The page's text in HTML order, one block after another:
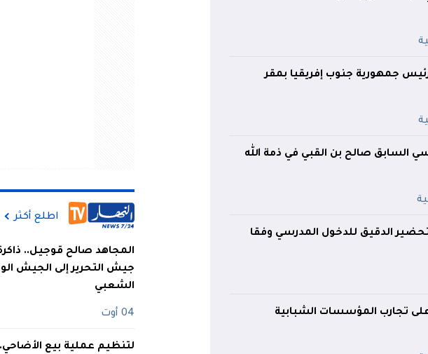
جمهورية جنوب إفريقيا بمقر
السابق صالح بن القبي في ذمة الله
الدقيق للدخول المدرسي وفقا
تجارب المؤسسات الشبابية
اطلع أكثر
المجاهد صالح قوجيل..
جيش التحرير إلى الجيش
الشعبي
04 أوت
لتنظيم عملية بيع